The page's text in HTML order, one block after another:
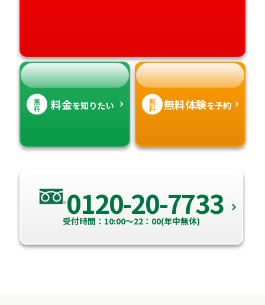
無
料 料金を知りたい 無
料 無料体験を予約
0120-20-7733
受付時間：10:00～22：00(年中無休)